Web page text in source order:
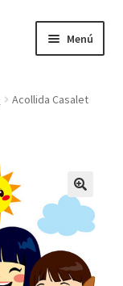
Menú
Acollida Casalet
🔍